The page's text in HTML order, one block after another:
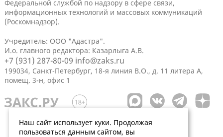
Федеральной службой по надзору в сфере связи,
информационных технологий и массовых коммуникаций
(Роскомнадзор).
Учредитель: ООО "Адастра".
И.о. главного редактора: Казарлыга А.В.
+7 (931) 287-80-09 info@zaks.ru
199034, Санкт-Петербург, 18-я линия В.О., д. 11 литера А,
помещ. 3-н, офис 1
Наш сайт использует куки. Продолжая
пользоваться данным сайтом, вы